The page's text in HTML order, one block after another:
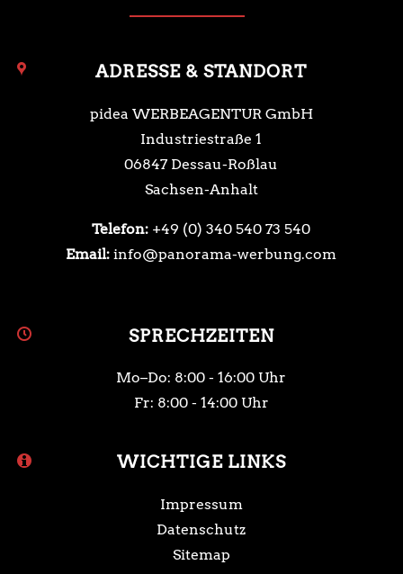
ADRESSE & STANDORT
pidea WERBEAGENTUR GmbH
Industriestraße 1
06847 Dessau-Roßlau
Sachsen-Anhalt
Telefon: +49 (0) 340 540 73 540
Email:info@panorama-werbung.com
SPRECHZEITEN
Mo–Do: 8:00 - 16:00 Uhr
Fr: 8:00 - 14:00 Uhr
WICHTIGE LINKS
Impressum
Datenschutz
Sitemap